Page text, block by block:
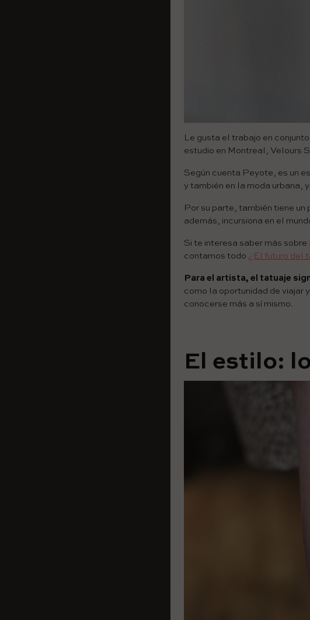
Le gusta el trabajo en
estudio en Montreal, Velours
Según cuenta Peyote, es un
y también en la moda urbana,
Por su parte, también tiene
además, incursiona en el
Si te interesa saber más
contamos todo ¿El futuro del
Para el artista, el tatuaje
como la oportunidad de viajar
conocerse más a sí mismo.
El estilo: